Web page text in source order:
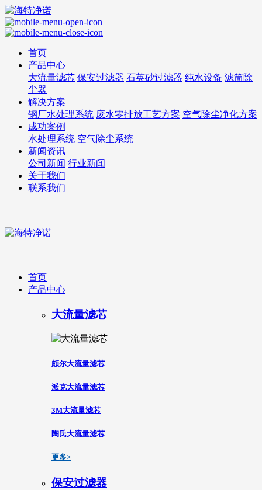
首页
产品中心
大流量滤芯 保安过滤器 石英砂过滤器 纯水设备 滤筒除
尘器
解决方案
钢厂水处理系统 废水零排放工艺方案 空气除尘净化方案
成功案例
水处理系统 空气除尘系统
新闻资讯
公司新闻 行业新闻
关于我们
联系我们
首页
产品中心
大流量滤芯
颇尔大流量滤芯
派克大流量滤芯
3M大流量滤芯
陶氏大流量滤芯
更多>
保安过滤器